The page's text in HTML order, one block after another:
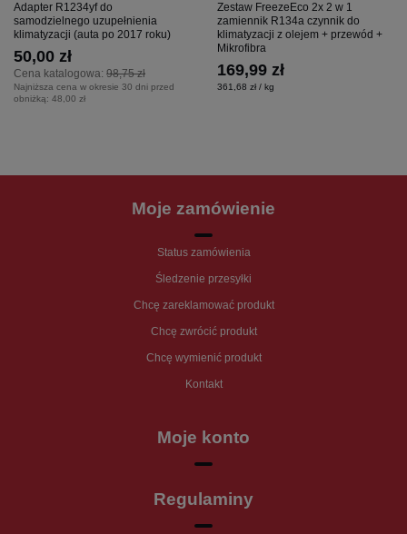
Adapter R1234yf do
samodzielnego uzupełnienia
klimatyzacji (auta po 2017 roku)
Cena katalogowa: 98,75 zł
50,00 zł
Najniższa cena w okresie 30 dni przed
obniżką: 48,00 zł
Zestaw FreezeEco 2x 2 w 1
zamiennik R134a czynnik do
klimatyzacji z olejem + przewód +
Mikrofibra
169,99 zł
361,68 zł / kg
Moje zamówienie
Status zamówienia
Śledzenie przesyłki
Chcę zareklamować produkt
Chcę zwrócić produkt
Chcę wymienić produkt
Kontakt
Moje konto
Regulaminy